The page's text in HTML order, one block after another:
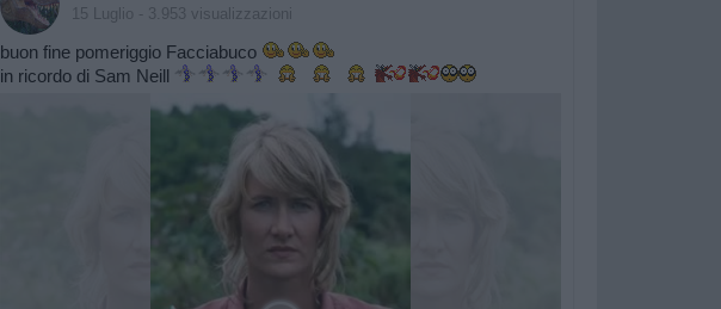
15 Luglio - 3.953 visualizzazioni
buon fine pomeriggio Facciabuco
in ricordo di Sam Neill